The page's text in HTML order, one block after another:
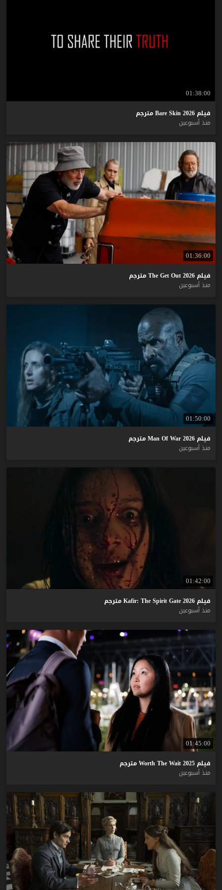
01:38:00
فيلم Bare Skin 2026
مترجم
منذ أسبوعين
01:36:00
فيلم The Get Out 2026
مترجم
منذ أسبوعين
01:50:00
فيلم Man Of War 2026
مترجم
منذ أسبوعين
01:42:00
فيلم Kafir: The Spirit Gate 2026
مترجم
منذ أسبوعين
01:45:00
فيلم Worth The Wait 2025
مترجم
منذ أسبوعين